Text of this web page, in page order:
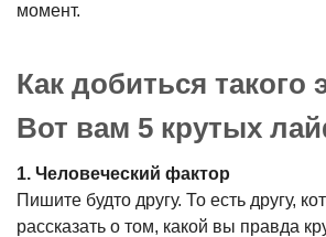
момент.
Как добиться такого
Вот вам 5 крутых
1. Человеческий фактор
Пишите будто другу. То есть другу,
рассказать о том, какой вы правда